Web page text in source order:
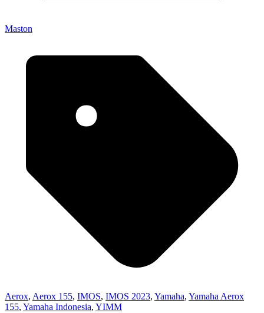
Maston
Aerox, Aerox 155, IMOS, IMOS 2023, Yamaha, Yamaha Aerox
155, Yamaha Indonesia, YIMM